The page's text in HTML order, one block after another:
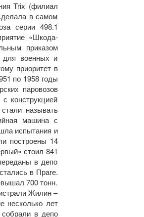
Trix (филиал
в самом
серии 498.1
«Шкода-
приказом
для военных и
приоритет в
по 1958 годы
паровозов
конструкцией
называть
машина с
испытания и
построены 14
стоил 841
в депо
в Праге.
700 тонн.
Жилин –
несколько лет
в депо